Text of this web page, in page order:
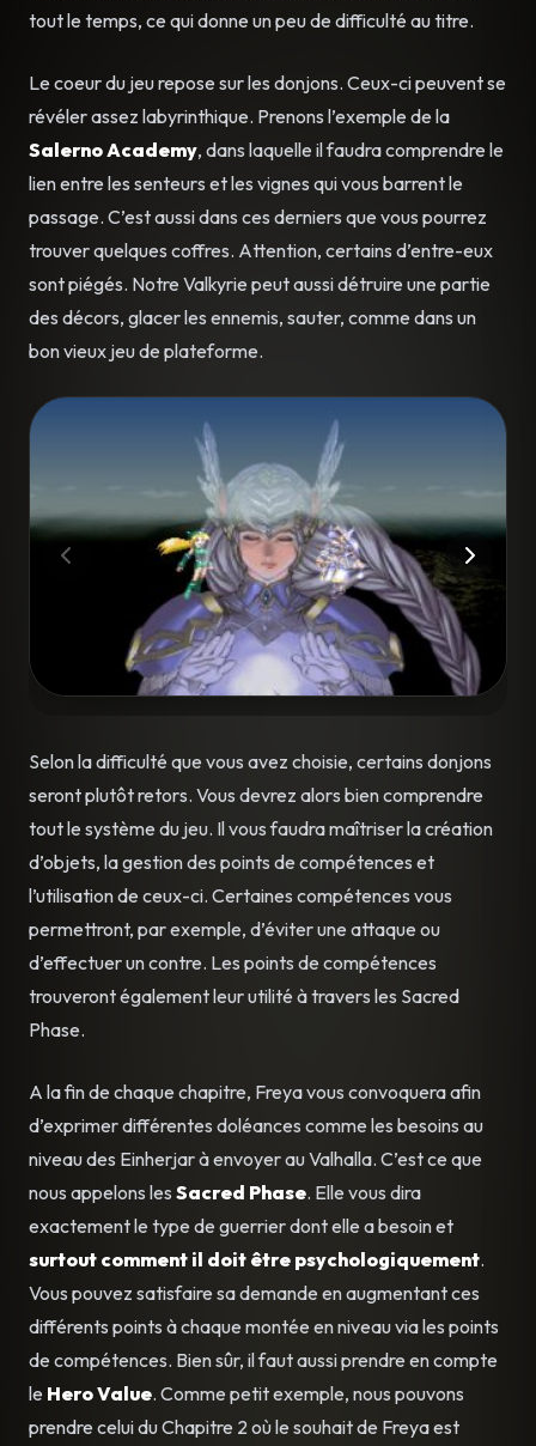
tout le temps, ce qui donne un peu de difficulté au titre.
Le coeur du jeu repose sur les donjons. Ceux-ci peuvent se
révéler assez labyrinthique. Prenons l’exemple de la
Salerno Academy, dans laquelle il faudra comprendre le
lien entre les senteurs et les vignes qui vous barrent le
passage. C’est aussi dans ces derniers que vous pourrez
trouver quelques coffres. Attention, certains d’entre-eux
sont piégés. Notre Valkyrie peut aussi détruire une partie
des décors, glacer les ennemis, sauter, comme dans un
bon vieux jeu de plateforme.
Selon la difficulté que vous avez choisie, certains donjons
seront plutôt retors. Vous devrez alors bien comprendre
tout le système du jeu. Il vous faudra maîtriser la création
d’objets, la gestion des points de compétences et
l’utilisation de ceux-ci. Certaines compétences vous
permettront, par exemple, d’éviter une attaque ou
d’effectuer un contre. Les points de compétences
trouveront également leur utilité à travers les Sacred
Phase.
A la fin de chaque chapitre, Freya vous convoquera afin
d’exprimer différentes doléances comme les besoins au
niveau des Einherjar à envoyer au Valhalla. C’est ce que
nous appelons les Sacred Phase. Elle vous dira
exactement le type de guerrier dont elle a besoin et
surtout comment il doit être psychologiquement.
Vous pouvez satisfaire sa demande en augmentant ces
différents points à chaque montée en niveau via les points
de compétences. Bien sûr, il faut aussi prendre en compte
le Hero Value. Comme petit exemple, nous pouvons
prendre celui du Chapitre 2 où le souhait de Freya est